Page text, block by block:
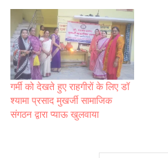
गर्मी को देखते हुए राहगीरों के लिए डॉ
श्यामा प्रसाद मुखर्जी सामाजिक
संगठन द्वारा प्याऊ खुलवाया